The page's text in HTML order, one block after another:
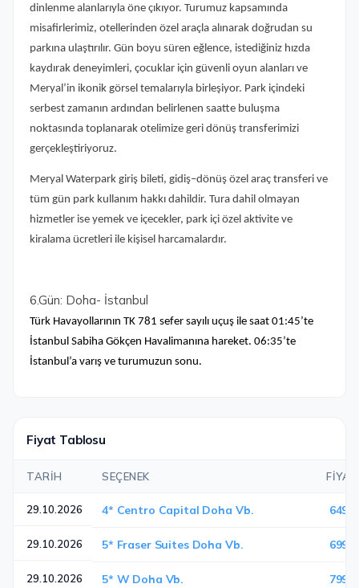
dinlenme alanlarıyla öne çıkıyor. Turumuz kapsamında
misafirlerimiz, otellerinden özel araçla alınarak doğrudan su
parkına ulaştırılır. Gün boyu süren eğlence, istediğiniz hızda
kaydırak deneyimleri, çocuklar için güvenli oyun alanları ve
Meryal’in ikonik görsel temalarıyla birleşiyor. Park içindeki
serbest zamanın ardından belirlenen saatte buluşma
noktasında toplanarak otelimize geri dönüş transferimizi
gerçekleştiriyoruz.
Meryal Waterpark giriş bileti, gidiş–dönüş özel araç transferi ve
tüm gün park kullanım hakkı dahildir. Tura dahil olmayan
hizmetler ise yemek ve içecekler, park içi özel aktivite ve
kiralama ücretleri ile kişisel harcamalardır.
6.Gün: Doha- İstanbul
Türk Havayollarının TK 781 sefer sayılı uçuş ile saat 01:45’te
İstanbul Sabiha Gökçen Havalimanına hareket. 06:35’te
İstanbul’a varış ve turumuzun sonu.
Fiyat Tablosu
TARIH SEÇENEK FIYAT
29.10.2026 4* Centro Capital Doha Vb. 649 €
29.10.2026 5* Fraser Suites Doha Vb. 699 €
29.10.2026 5* W Doha Vb. 799 €